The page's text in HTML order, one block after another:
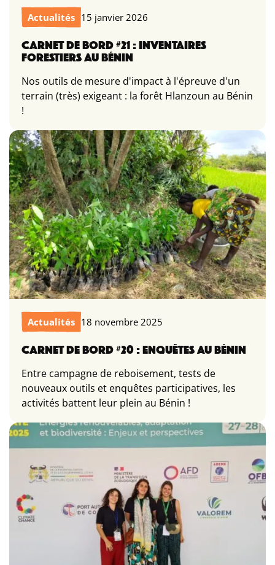
Actualités 15 janvier 2026
CARNET DE BORD #21 : INVENTAIRES
FORESTIERS AU BÉNIN
Nos outils de mesure d'impact à l'épreuve d'un
terrain (très) exigeant : la forêt Hlanzoun au Bénin
!
Actualités 18 novembre 2025
CARNET DE BORD #20 : ENQUÊTES AU BÉNIN
Entre campagne de reboisement, tests de
nouveaux outils et enquêtes participatives, les
activités battent leur plein au Bénin !